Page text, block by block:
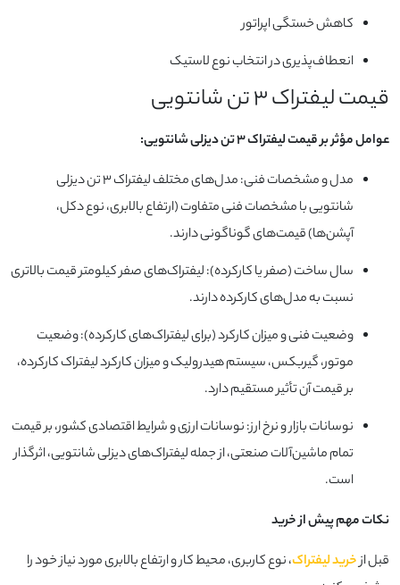
کاهش خستگی اپراتور
انعطاف‌پذیری در انتخاب نوع لاستیک
قیمت لیفتراک ۳ تن شانتویی
عوامل مؤثر بر قیمت لیفتراک ۳ تن دیزلی شانتویی:
مدل و مشخصات فنی: مدل‌های مختلف لیفتراک ۳ تن دیزلی
شانتویی با مشخصات فنی متفاوت (ارتفاع بالابری، نوع دکل،
آپشن‌ها) قیمت‌های گوناگونی دارند.
سال ساخت (صفر یا کارکرده): لیفتراک‌های صفر کیلومتر قیمت بالاتری
نسبت به مدل‌های کارکرده دارند.
وضعیت فنی و میزان کارکرد (برای لیفتراک‌های کارکرده): وضعیت
موتور، گیربکس، سیستم هیدرولیک و میزان کارکرد لیفتراک کارکرده،
بر قیمت آن تأثیر مستقیم دارد.
نوسانات بازار و نرخ ارز: نوسانات ارزی و شرایط اقتصادی کشور، بر قیمت
تمام ماشین‌آلات صنعتی، از جمله لیفتراک‌های دیزلی شانتویی، اثرگذار
است.
نکات مهم پیش از خرید
قبل ازخرید لیفتراک، نوع کاربری، محیط کار و ارتفاع بالابری مورد نیاز خود را